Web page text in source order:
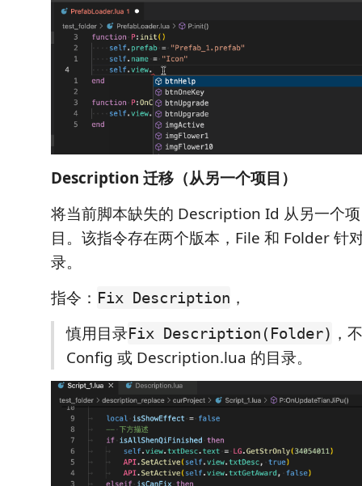
Description 迁移（从另一个项目）
将当前脚本缺失的 Description Id 从另一个
目。该指令存在两个版本，File 和 Folder 针
录。
指令： Fix Description ，
慎用目录Fix Description(Folder) ，
Config 或 Description.lua 的目录。